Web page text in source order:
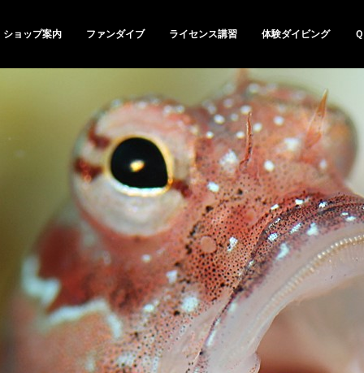
ショップ案内 ファンダイブ ライセンス講習 体験ダイビング